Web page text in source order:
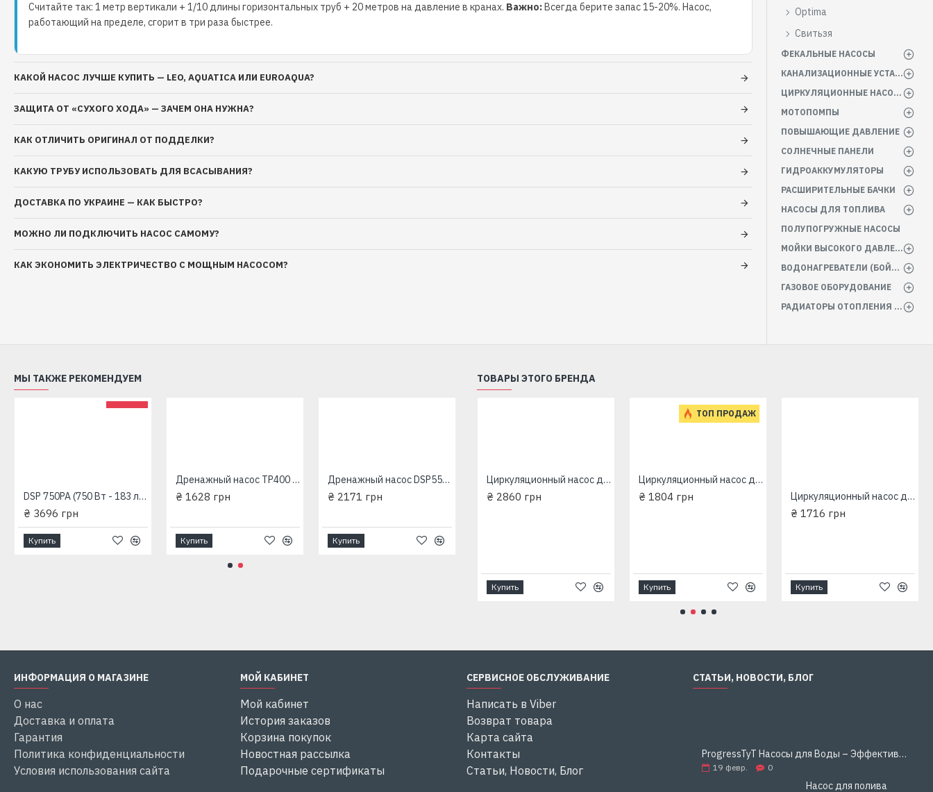
Считайте так: 1 метр вертикали + 1/10 длины горизонтальных труб + 20 метров на давление в кранах. Важно:Всегда берите запас 15-20%. Насос,
работающий на пределе, сгорит в три раза быстрее.
КАКОЙ НАСОС ЛУЧШЕ КУПИТЬ — LEO, AQUATICA ИЛИ EUROAQUA?
ЗАЩИТА ОТ «СУХОГО ХОДА» — ЗАЧЕМ ОНА НУЖНА?
КАК ОТЛИЧИТЬ ОРИГИНАЛ ОТ ПОДДЕЛКИ?
КАКУЮ ТРУБУ ИСПОЛЬЗОВАТЬ ДЛЯ ВСАСЫВАНИЯ?
ДОСТАВКА ПО УКРАИНЕ — КАК БЫСТРО?
МОЖНО ЛИ ПОДКЛЮЧИТЬ НАСОС САМОМУ?
КАК ЭКОНОМИТЬ ЭЛЕКТРИЧЕСТВО С МОЩНЫМ НАСОСОМ?
Optima
Свитьзя
ФЕКАЛЬНЫЕ НАСОСЫ
КАНАЛИЗАЦИОННЫЕ УСТАНОВКИ
ЦИРКУЛЯЦИОННЫЕ НАСОСЫ
МОТОПОМПЫ
ПОВЫШАЮЩИЕ ДАВЛЕНИЕ
СОЛНЕЧНЫЕ ПАНЕЛИ
ГИДРОАККУМУЛЯТОРЫ
РАСШИРИТЕЛЬНЫЕ БАЧКИ
НАСОСЫ ДЛЯ ТОПЛИВА
ПОЛУПОГРУЖНЫЕ НАСОСЫ
МОЙКИ ВЫСОКОГО ДАВЛЕНИЯ
ВОДОНАГРЕВАТЕЛИ (БОЙЛЕРА)
ГАЗОВОЕ ОБОРУДОВАНИЕ
РАДИАТОРЫ ОТОПЛЕНИЯ БАТАРЕИ
МЫ ТАКЖЕ РЕКОМЕНДУЕМ
DSP 750PA (750 Вт - 183 л/мин - напор: 8 м - медь) "Насосы+Оборудование" Дренажный насос
₴ 3696 грн
Купить
Дренажный насос TP400 (400 Вт, производит: 125 л/мин, напор: 7 м) EuroAqua
₴ 1628 грн
Купить
Дренажный насос DSP550P(550 Вт+125л/мин+напор 8м)"Насосы+Оборудование"
₴ 2171 грн
Купить
ТОВАРЫ ЭТОГО БРЕНДА
₴ 1804 грн ₴ 1804 грн
Циркуляционный насос для отопления Grundfos (EuroAqua) 32-80 180 мм
₴ 2860 грн
Купить
ТОП ПРОДАЖ
Циркуляционный насос для отопления Wilo Star EuroAqua RS25-4/180мм
₴ 1804 грн
Купить
Циркуляционный насос для отопления Wilo-Star(EuroAqua)RS25-6/180+гайки
₴ 1716 грн
Купить
ИНФОРМАЦИЯ О МАГАЗИНЕ
О нас
Доставка и оплата
Гарантия
Политика конфиденциальности
Условия использования сайта
МОЙ КАБИНЕТ
Мой кабинет
История заказов
Корзина покупок
Новостная рассылка
Подарочные сертификаты
СЕРВИСНОЕ ОБСЛУЖИВАНИЕ
Написать в Viber
Возврат товара
Карта сайта
Контакты
Статьи, Новости, Блог
СТАТЬИ, НОВОСТИ, БЛОГ
ProgressTyT Насосы для Воды – Эффективное и Надёжное Решение для Дома и Бизнеса
19 февр. 0
Насос для полива